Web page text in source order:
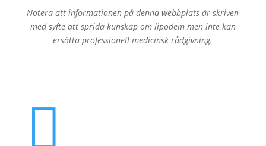
Notera att informationen på denna webbplats är skriven
med syfte att sprida kunskap om lipödem men inte kan
ersätta professionell medicinsk rådgivning.
